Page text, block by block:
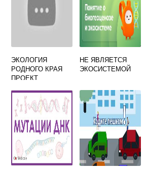
ЭКОЛОГИЯ
РОДНОГО КРАЯ
ПРОЕКТ
НЕ ЯВЛЯЕТСЯ
ЭКОСИСТЕМОЙ